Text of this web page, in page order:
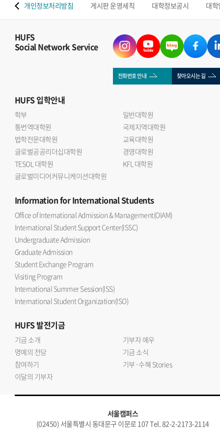
개인정보처리방침 게시판 운영세칙 대학정보공시 대
HUFS
Social Network Service
전화번호 안내 찾아오시는 길
HUFS입학안내
학부
일반대학원
통번역대학원
국제지역대학원
법학전문대학원
교육대학원
글로벌공공리더십대학원
경영대학원
TESOL 대학원
KFL 대학원
글로벌미디어커뮤니케이션대학원
Informationfor International Students
Office of International Admission & Management(OIAM)
International Student Support Center(ISSC)
Undergraduate Admission
Graduate Admission
Student Exchange Program
Visiting Program
International Summer Session(ISS)
International Student Organization(ISO)
HUFS발전기금
기금 소개
기부자 예우
명예의 전당
기금 소식
참여하기
기부·수혜 Stories
이달의 기부자
서울캠퍼스
(02450) 서울특별시 동대문구 이문로 107 Tel. 82-2-2173-2114